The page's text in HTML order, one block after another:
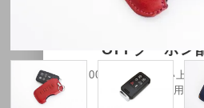
OFFクーポン
30,000円以上お買い上
ポンをご利用頂